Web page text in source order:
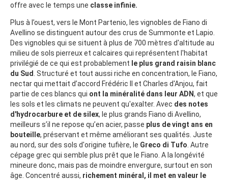
offre avec le temps une classe infinie.
Plus à l’ouest, vers le Mont Partenio, les vignobles de Fiano di
Avellino se distinguent autour des crus de Summonte et Lapio.
Des vignobles qui se situent à plus de 700 mètres d'altitude au
milieu de sols pierreux et calcaires qui représentent l'habitat
privilégié de ce qui est probablement le plus grand raisin blanc
du Sud . Structuré et tout aussi riche en concentration, le Fiano,
nectar qui mettait d’accord Frédéric II et Charles d'Anjou, fait
partie de ces blancs qui ont la minéralité dans leur ADN, et que
les sols et les climats ne peuvent qu'exalter. Avec des notes
d'hydrocarbure et de silex, le plus grands Fiano di Avellino,
meilleurs s’il ne repose qu’en acier, passe plus de vingt ans en
bouteille, préservant et même améliorant ses qualités. Juste
au nord, sur des sols d'origine tufière, le Greco di Tufo . Autre
cépage grec qui semble plus prêt que le Fiano. A la longévité
mineure donc, mais pas de moindre envergure, surtout en son
âge. Concentré aussi, richement minéral, il met en valeur le